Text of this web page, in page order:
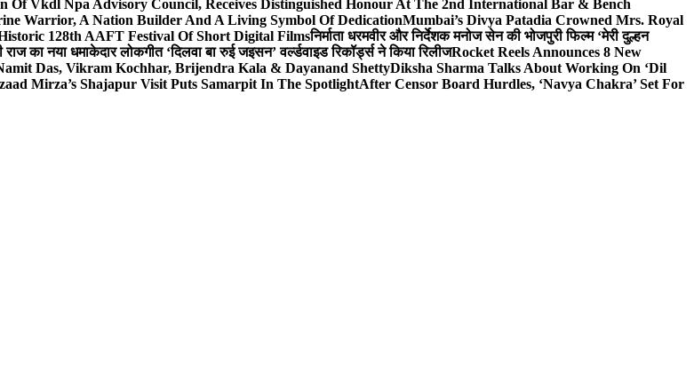
Of Vkdl Npa Advisory Council, Receives Distinguished Honour At The 2nd International Bar & Bench
Warrior, A Nation Builder And A Living Symbol Of DedicationMumbai’s Divya Patadia Crowned Mrs. Royal
128th AAFT Festival Of Short Digital Filmsनिर्माता धरमवीर और निर्देशक मनोज सेन की भोजपुरी फिल्म ‘मेरी दुल्हन
का नया धमाकेदार लोकगीत ‘दिलवा बा रुई जइसन’ वर्ल्डवाइड रिकॉर्ड्स ने किया रिलीजRocket Reels Announces 8 New
Das, Vikram Kochhar, Brijendra Kala & Dayanand ShettyDiksha Sharma Talks About Working On ‘Dil
Mirza’s Shajapur Visit Puts Samarpit In The SpotlightAfter Censor Board Hurdles, ‘Navya Chakra’ Set For